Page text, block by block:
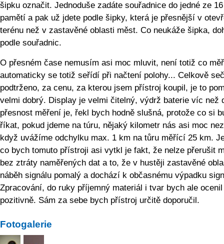
šipku označit. Jednoduše zadáte souřadnice do jedné ze 16
pamětí a pak už jdete podle šipky, která je přesnější v
terénu než v zastavěné oblasti měst. Co neukáže šipka,
podle souřadnic.
O přesném čase nemusím asi moc mluvit, není totiž co
automaticky se totiž seřídí při načtení polohy... Celkově
podtrženo, za cenu, za kterou jsem přístroj koupil, je to
velmi dobrý. Display je velmi čitelný, výdrž baterie víc než
přesnost měření je, řekl bych hodně slušná, protože co si
říkat, pokud jdeme na túru, nějaký kilometr nás asi moc
když uvážíme odchylku max. 1 km na tůru měřící 25 km.
co bych tomuto přístroji asi vytkl je fakt, že nelze přerušit
bez ztráty naměřených dat a to, že v hustěji zastavěné
náběh signálu pomalý a dochází k občasnému výpadku
Zpracování, do ruky příjemný materiál i tvar bych ale ocenil
pozitivně. Sám za sebe bych přístroj určitě doporučil.
Fotogalerie